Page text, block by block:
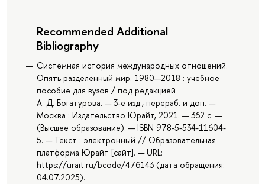
Recommended Additional
Bibliography
Системная история международных отношений.
Опять разделенный мир. 1980—2018 : учебное
пособие для вузов / под редакцией
А. Д. Богатурова. — 3-е изд., перераб. и доп. —
Москва : Издательство Юрайт, 2021. — 362 с. —
(Высшее образование). — ISBN 978-5-534-11604-
5. — Текст : электронный // Образовательная
платформа Юрайт [сайт]. — URL:
https://urait.ru/bcode/476143 (дата обращения:
04.07.2025).